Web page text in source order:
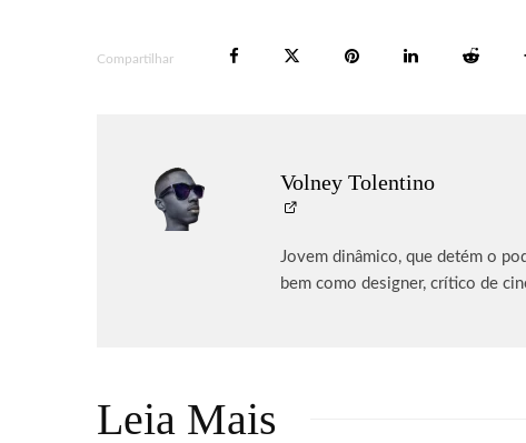
Compartilhar
Volney Tolentino
Jovem dinâmico, que detém o
bem como designer, crítico de
Leia Mais